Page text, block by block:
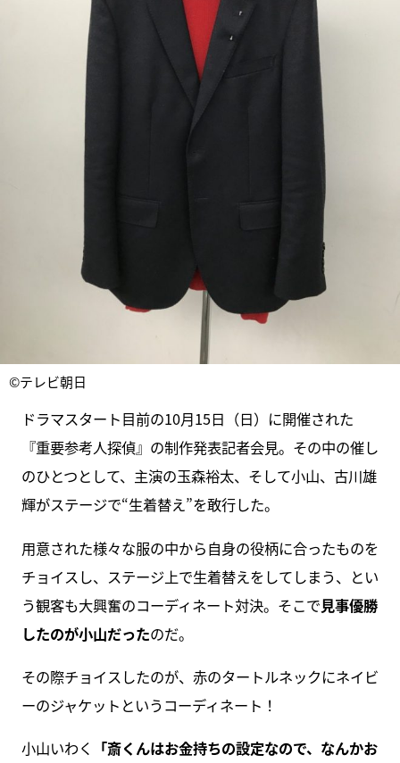
©テレビ朝日
ドラマスタート目前の10月15日（日）に開催された
『重要参考人探偵』の制作発表記者会見。その中の催し
のひとつとして、主演の玉森裕太、そして小山、古川雄
輝がステージで“生着替え”を敢行した。
用意された様々な服の中から自身の役柄に合ったものを
チョイスし、ステージ上で生着替えをしてしまう、とい
う観客も大興奮のコーディネート対決。そこで見事優勝
したのが小山だったのだ。
その際チョイスしたのが、赤のタートルネックにネイビ
ーのジャケットというコーディネート！
小山いわく 「斎くんはお金持ちの設定なので、なんかお